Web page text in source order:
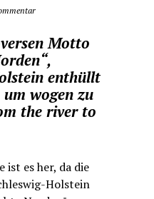
Motto
enthüllt
wogen zu
the river to
ist es her, da die
Holstein